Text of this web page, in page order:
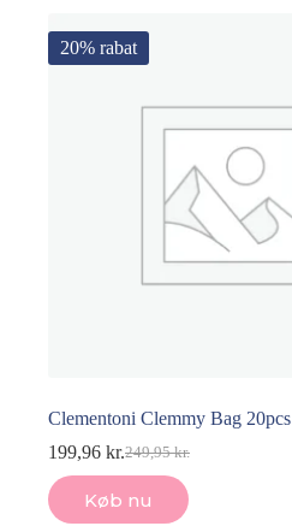
20% rabat
Clementoni Clemmy Bag 20pcs
249,95kr.
Den
oprindelige
pris
199,96 kr.Den
aktuelle
pris
Køb nu